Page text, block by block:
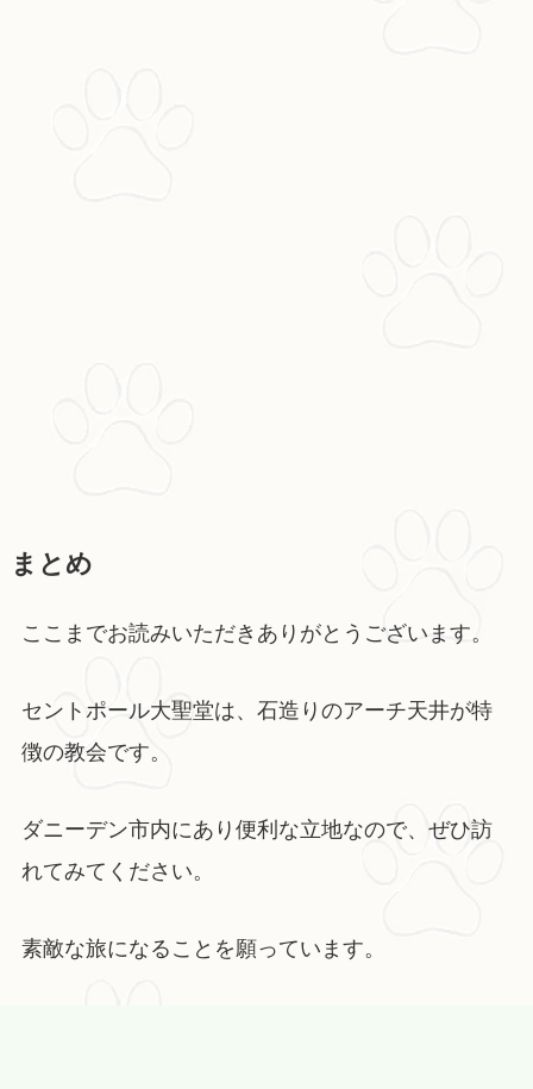
まとめ
ここまでお読みいただきありがとうございます。
セントポール大聖堂は、石造りのアーチ天井が特
徴の教会です。
ダニーデン市内にあり便利な立地なので、ぜひ訪
れてみてください。
素敵な旅になることを願っています。